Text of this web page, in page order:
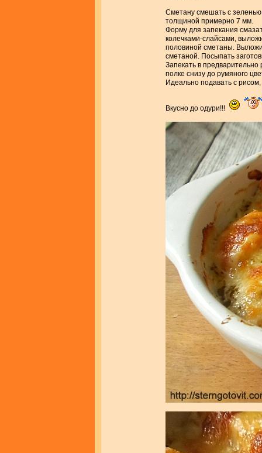
Сметану смешать с
толщиной примерно 7 мм.
Форму для запекания
колечками-слайсами,
половиной сметаны.
сметаной. Посыпать
Запекать в предварительно
полке снизу до румяного
Идеально подавать с
Вкусно до одури!!!